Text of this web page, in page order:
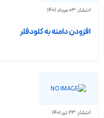
انتشار: 03 مرداد 1401
افزودن دامنه به کلودفلر
انتشار: 23 تیر 1401